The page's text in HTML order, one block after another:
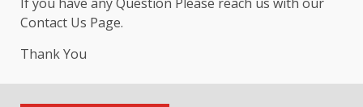
Contact Us Page.
Thank You